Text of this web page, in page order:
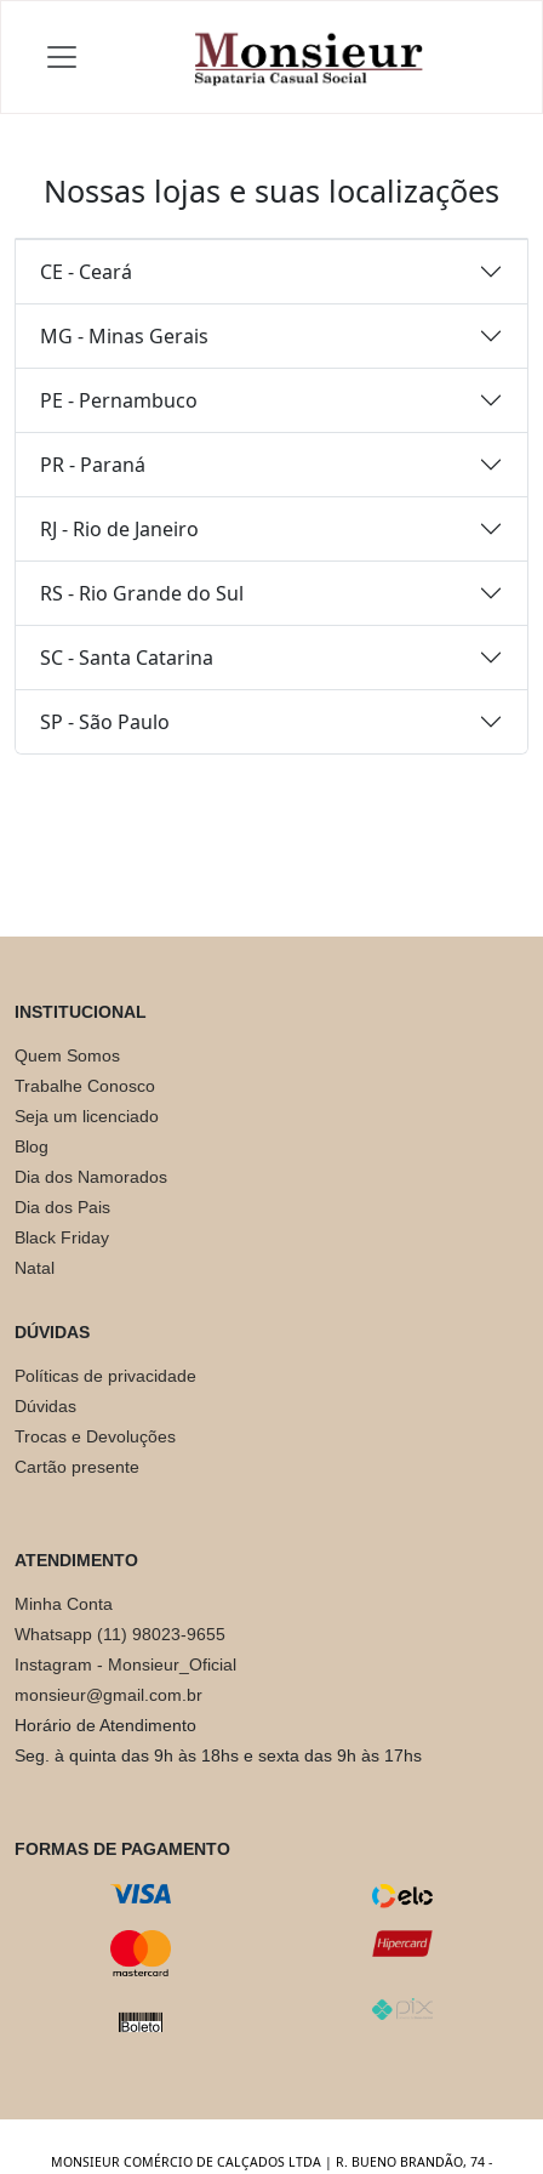
Nossas lojas e suas localizações
CE - Ceará
MG - Minas Gerais
PE - Pernambuco
PR - Paraná
RJ - Rio de Janeiro
RS - Rio Grande do Sul
SC - Santa Catarina
SP - São Paulo
INSTITUCIONAL
Quem Somos
Trabalhe Conosco
Seja um licenciado
Blog
Dia dos Namorados
Dia dos Pais
Black Friday
Natal
DÚVIDAS
Políticas de privacidade
Dúvidas
Trocas e Devoluções
Cartão presente
ATENDIMENTO
Minha Conta
Whatsapp (11) 98023-9655
Instagram - Monsieur_Oficial
monsieur@gmail.com.br
Horário de Atendimento
Seg. à quinta das 9h às 18hs e sexta das 9h às 17hs
FORMAS DE PAGAMENTO
MONSIEUR COMÉRCIO DE CALÇADOS LTDA | R. BUENO BRANDÃO, 74 -